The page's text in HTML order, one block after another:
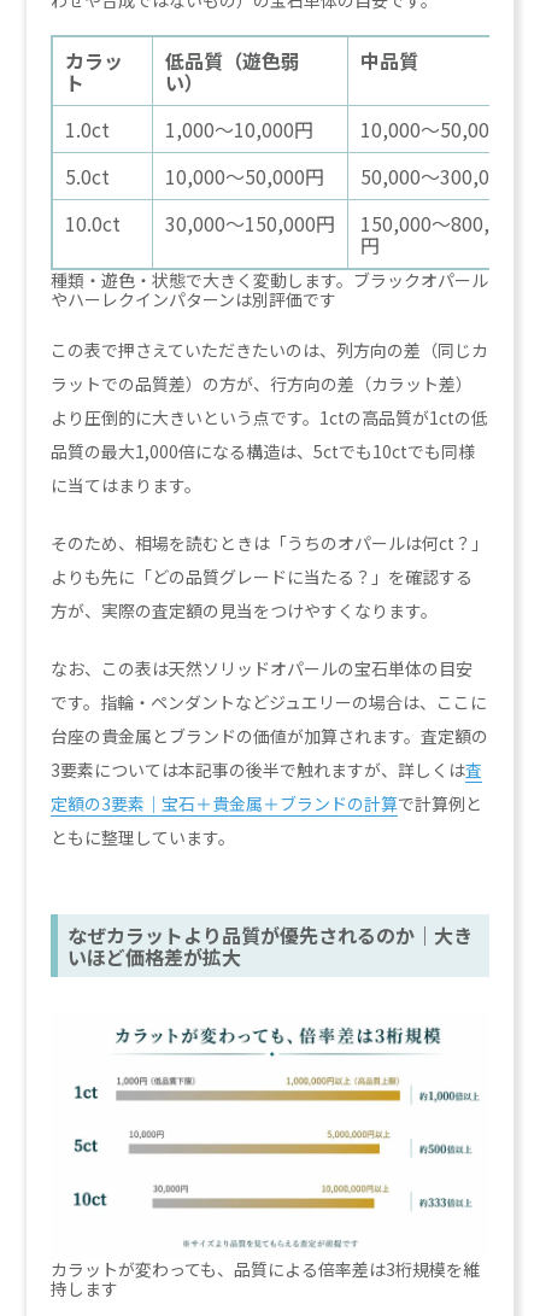
カラッ
ト
低品質（遊色弱
い）
中品質
1.0ct 1,000〜10,000円
10,000〜50,000円
5.0ct
10,000〜50,000円
50,000〜300,000円
10.0ct
30,000〜150,000円 150,000〜800,000
円
種類・遊色・状態で大きく変動します。ブラックオパール
やハーレクインパターンは別評価です
この表で押さえていただきたいのは、列方向の差（同じカ
ラットでの品質差）の方が、行方向の差（カラット差）
より圧倒的に大きいという点です。1ctの高品質が1ctの低
品質の最大1,000倍になる構造は、5ctでも10ctでも同様
に当てはまります。
そのため、相場を読むときは「うちのオパールは何ct？」
よりも先に「どの品質グレードに当たる？」を確認する
方が、実際の査定額の見当をつけやすくなります。
なお、この表は天然ソリッドオパールの宝石単体の目安
です。指輪・ペンダントなどジュエリーの場合は、ここに
台座の貴金属とブランドの価値が加算されます。査定額の
3要素については本記事の後半で触れますが、詳しくは査
定額の3要素｜宝石＋貴金属＋ブランドの計算で計算例と
ともに整理しています。
なぜカラットより品質が優先されるのか｜大き
いほど価格差が拡大
カラットが変わっても、品質による倍率差は3桁規模を維
持します